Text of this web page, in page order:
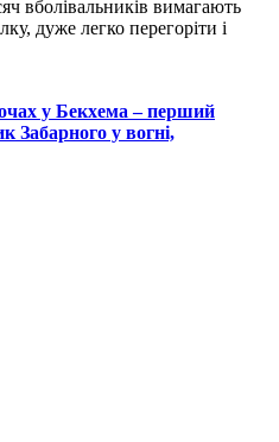
вболівальників вимагають
дуже легко перегоріти і
у Бекхема – перший
Забарного у вогні,